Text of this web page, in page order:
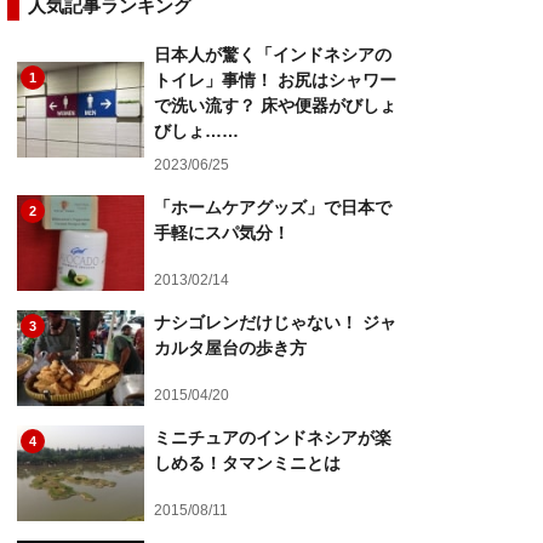
人気記事ランキング
1
日本人が驚く「インドネシアの
トイレ」事情！ お尻はシャワー
で洗い流す？ 床や便器がびしょ
びしょ……
2023/06/25
2
「ホームケアグッズ」で日本で
手軽にスパ気分！
2013/02/14
3
ナシゴレンだけじゃない！ ジャ
カルタ屋台の歩き方
2015/04/20
4
ミニチュアのインドネシアが楽
しめる！タマンミニとは
2015/08/11